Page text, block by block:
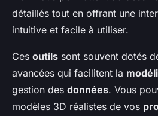
détaillés tout en offrant une
intuitive et facile à utiliser.
Ces outils sont souvent dotés
avancées qui facilitent la
gestion des données. Vous
modèles 3D réalistes de vos